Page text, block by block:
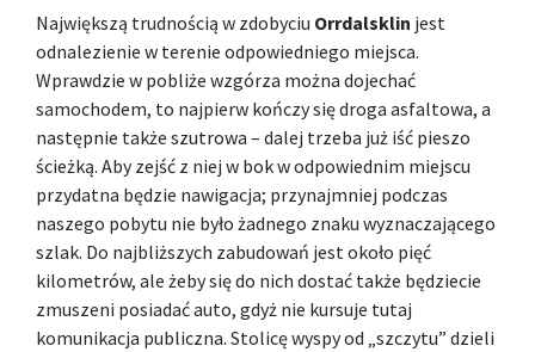
Największą trudnością w zdobyciu Orrdalsklin jest
odnalezienie w terenie odpowiedniego miejsca.
Wprawdzie w pobliże wzgórza można dojechać
samochodem, to najpierw kończy się droga asfaltowa, a
następnie także szutrowa – dalej trzeba już iść pieszo
ścieżką. Aby zejść z niej w bok w odpowiednim miejscu
przydatna będzie nawigacja; przynajmniej podczas
naszego pobytu nie było żadnego znaku wyznaczającego
szlak. Do najbliższych zabudowań jest około pięć
kilometrów, ale żeby się do nich dostać także będziecie
zmuszeni posiadać auto, gdyż nie kursuje tutaj
komunikacja publiczna. Stolicę wyspy od „szczytu” dzieli